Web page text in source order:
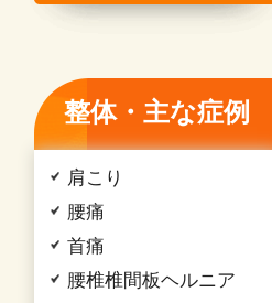
整体・主な症例
肩こり
腰痛
首痛
腰椎椎間板ヘルニア